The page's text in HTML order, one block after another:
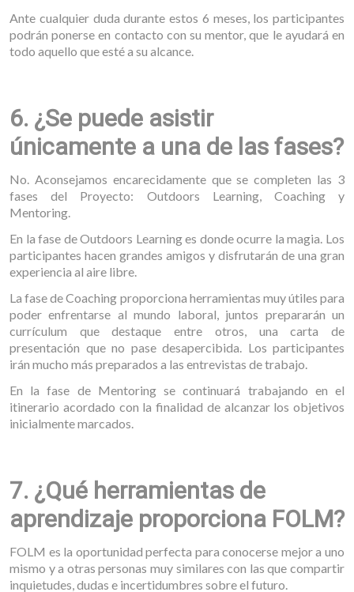
Ante cualquier duda durante estos 6 meses, los participantes
podrán ponerse en contacto con su mentor, que le ayudará en
todo aquello que esté a su alcance.
6. ¿Se puede asistir
únicamente a una de las fases?
No. Aconsejamos encarecidamente que se completen las 3
fases del Proyecto: Outdoors Learning, Coaching y
Mentoring.
En la fase de Outdoors Learning es donde ocurre la magia. Los
participantes hacen grandes amigos y disfrutarán de una gran
experiencia al aire libre.
La fase de Coaching proporciona herramientas muy útiles para
poder enfrentarse al mundo laboral, juntos prepararán un
currículum que destaque entre otros, una carta de
presentación que no pase desapercibida. Los participantes
irán mucho más preparados a las entrevistas de trabajo.
En la fase de Mentoring se continuará trabajando en el
itinerario acordado con la finalidad de alcanzar los objetivos
inicialmente marcados.
7. ¿Qué herramientas de
aprendizaje proporciona FOLM?
FOLM es la oportunidad perfecta para conocerse mejor a uno
mismo y a otras personas muy similares con las que compartir
inquietudes, dudas e incertidumbres sobre el futuro.